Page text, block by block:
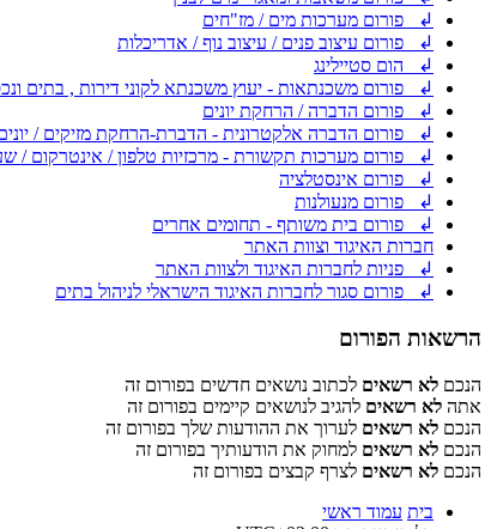
↲ פורום מערכות מים / מז"חים
↲ פורום עיצוב פנים / עיצוב נוף / אדריכלות
↲ הום סטיילינג
↲ פורום משכנתאות - יעוץ משכנתא לקוני דירות , בתים
↲ פורום הדברה / הרחקת יונים
↲ פורום הדברה אלקטרונית - הדברת-הרחקת מזיקים /
↲ פורום מערכות תקשורת - מרכזיות טלפון / אינטרקום /
↲ פורום אינסטלציה
↲ פורום מנעולנות
↲ פורום בית משותף - תחומים אחרים
חברות האיגוד וצוות האתר
↲ פניות לחברות האיגוד ולצוות האתר
↲ פורום סגור לחברות האיגוד הישראלי לניהול בתים
הרשאות הפורום
הנכם לא רשאים לכתוב נושאים חדשים בפורום זה
אתה לא רשאים להגיב לנושאים קיימים בפורום זה
הנכם לא רשאים לערוך את ההודעות שלך בפורום זה
הנכם לא רשאים למחוק את הודעותיך בפורום זה
הנכם לא רשאים לצרף קבצים בפורום זה
בית עמוד ראשי